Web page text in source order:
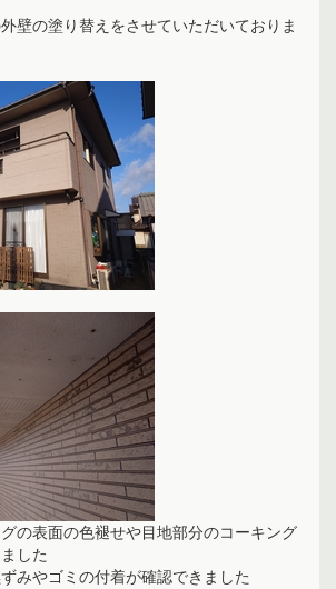
壁の塗り替えをさせていただいておりま
の表面の色褪せや目地部分のコーキング
した
みやゴミの付着が確認できました